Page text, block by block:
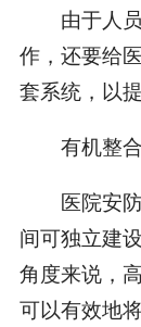
由于人员
作，还要给
套系统，以
有机整合
医院安防
间可独立建
角度来说，
可以有效地